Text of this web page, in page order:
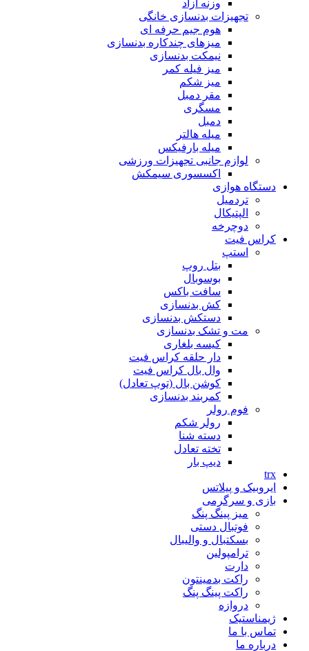
وزنه آزاد
تجهیزات بدنسازی خانگی
هوم جیم حرفه ای
میزهای چندکاره بدنسازی
نیمکت بدنسازی
میز فیله کمر
میز شکم
مقر دمبل
مسگری
دمبل
میله هالتر
میله بارفیکس
لوازم جانبی تجهیزات ورزشی
اکسسوری سیمکش
دستگاه هوازی
تردمیل
الپتیکال
دوچرخه
کراس فیت
استپ
بتل روپ
بوسوبال
سافت باکس
کش بدنسازی
دستکش بدنسازی
مت و تشک بدنسازی
کیسه بلغاری
دار حلقه کراس فیت
وال بال کراس فیت
کوشن بال (توپ تعادل)
کمربند بدنسازی
فوم رولر
رولر شکم
دسته شنا
تخته تعادل
دیپ بار
trx
ایروبیک و پیلاتس
بازی و سرگرمی
میز پینگ پنگ
فوتبال دستی
بسکتبال و والیبال
ترامپولین
دارت
راکت بدمینتون
راکت پینگ پنگ
دروازه
ژیمناستیک
تماس با ما
درباره ما